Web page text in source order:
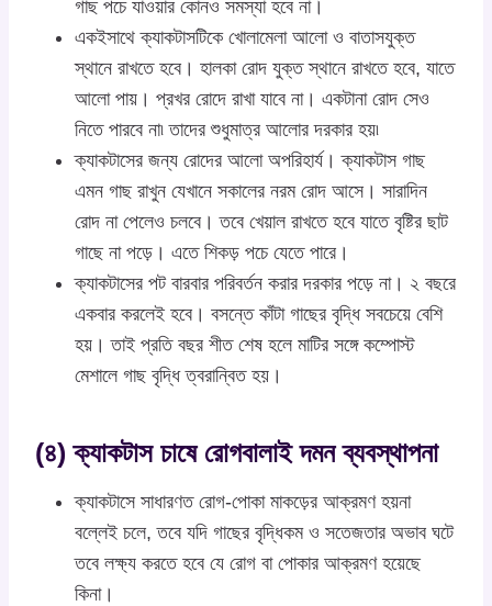
গাছ পচে যাওয়ার কোনও সমস্যা হবে না।
একইসাথে ক্যাকটাসটিকে খোলামেলা আলো ও বাতাসযুক্ত
স্থানে রাখতে হবে। হালকা রোদ যুক্ত স্থানে রাখতে হবে, যাতে
আলো পায়। প্রখর রোদে রাখা যাবে না। একটানা রোদ সেও
নিতে পারবে না৷ তাদের শুধুমাত্র আলোর দরকার হয়৷
ক্যাকটাসের জন্য রোদের আলো অপরিহার্য। ক্যাকটাস গাছ
এমন গাছ রাখুন যেখানে সকালের নরম রোদ আসে। সারাদিন
রোদ না পেলেও চলবে। তবে খেয়াল রাখতে হবে যাতে বৃষ্টির ছাট
গাছে না পড়ে। এতে শিকড় পচে যেতে পারে।
ক্যাকটাসের পট বারবার পরিবর্তন করার দরকার পড়ে না। ২ বছরে
একবার করলেই হবে। বসন্তে কাঁটা গাছের বৃদ্ধি সবচেয়ে বেশি
হয়। তাই প্রতি বছর শীত শেষ হলে মাটির সঙ্গে কম্পোস্ট
মেশালে গাছ বৃদ্ধি ত্বরান্বিত হয়।
(৪) ক্যাকটাস চাষে রোগবালাই দমন ব্যবস্থাপনা
ক্যাকটাসে সাধারণত রোগ-পোকা মাকড়ের আক্রমণ হয়না
বল্লেই চলে, তবে যদি গাছের বৃদ্ধিকম ও সতেজতার অভাব ঘটে
তবে লক্ষ্য করতে হবে যে রোগ বা পোকার আক্রমণ হয়েছে
কিনা।